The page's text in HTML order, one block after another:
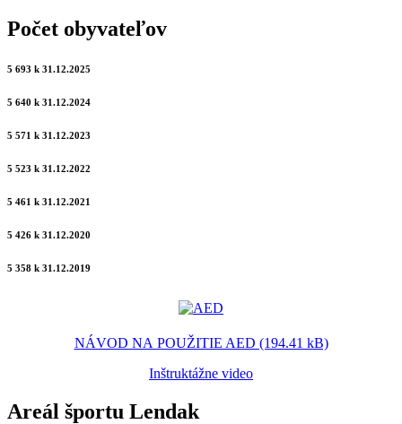
Počet obyvateľov
5 693 k 31.12.2025
5 640 k 31.12.2024
5 571 k 31.12.2023
5 523 k 31.12.2022
5 461 k 31.12.2021
5 426 k 31.12.2020
5 358 k 31.12.2019
NÁVOD NA POUŽITIE AED (194.41 kB)
Inštruktážne video
Areál športu Lendak